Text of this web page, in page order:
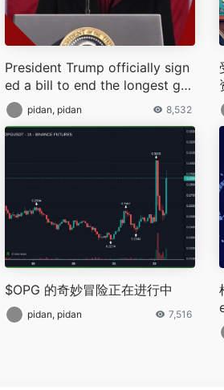
President Trump officially sign
ed a bill to end the longest go
vernment shutdown in U.S. hist
ory
pidan, pidan 8,532
$OPG 的奇妙冒险正在进行中
pidan, pidan 7,516